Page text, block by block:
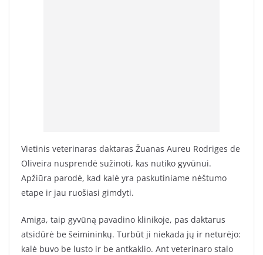
Vietinis veterinaras daktaras Žuanas Aureu Rodriges de
Oliveira nusprendė sužinoti, kas nutiko gyvūnui.
Apžiūra parodė, kad kalė yra paskutiniame nėštumo
etape ir jau ruošiasi gimdyti.
Amiga, taip gyvūną pavadino klinikoje, pas daktarus
atsidūrė be šeimininkų. Turbūt ji niekada jų ir neturėjo:
kalė buvo be lusto ir be antkaklio. Ant veterinaro stalo